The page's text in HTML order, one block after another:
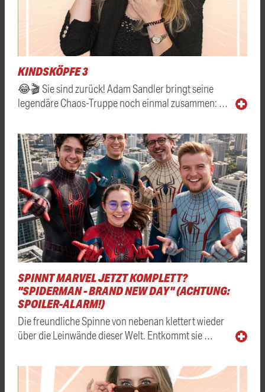
KINDSKÖPFE 3
😂🎬 Sie sind zurück! Adam Sandler bringt seine
legendäre Chaos-Truppe noch einmal zusammen: …
SPINNT MARVEL JETZT KOMPLETT?
"SPIDERMAN - BRAND NEW DAY" (ACHTUNG:
SPOILER-ALARM!)
Die freundliche Spinne von nebenan klettert wieder
über die Leinwände dieser Welt. Entkommt sie …